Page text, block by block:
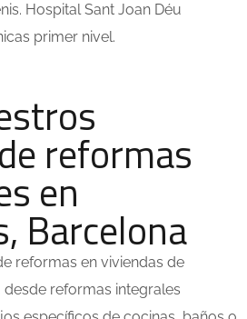
Hospital Sant Joan Déu
primer nivel.
reformas
en
Barcelona
reformas en viviendas de
desde reformas integrales